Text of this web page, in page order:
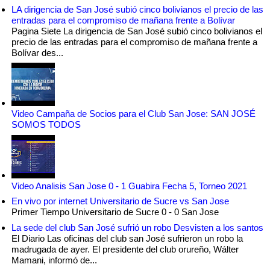
LA dirigencia de San José subió cinco bolivianos el precio de las
entradas para el compromiso de mañana frente a Bolívar
Pagina Siete La dirigencia de San José subió cinco bolivianos el
precio de las entradas para el compromiso de mañana frente a
Bolívar des...
Video Campaña de Socios para el Club San Jose: SAN JOSÉ
SOMOS TODOS
Video Analisis San Jose 0 - 1 Guabira Fecha 5, Torneo 2021
En vivo por internet Universitario de Sucre vs San Jose
Primer Tiempo Universitario de Sucre 0 - 0 San Jose
La sede del club San José sufrió un robo Desvisten a los santos
El Diario Las oficinas del club san José sufrieron un robo la
madrugada de ayer. El presidente del club orureño, Wálter
Mamani, informó de...